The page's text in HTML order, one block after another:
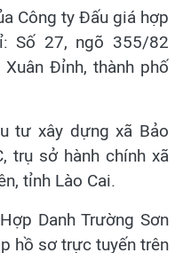
Công ty Đấu giá hợp
Số 27, ngõ 355/82
Đỉnh, thành phố
tư xây dựng xã Bảo
trụ sở hành chính xã
tỉnh Lào Cai.
Danh Trường Sơn
hồ sơ trực tuyến trên